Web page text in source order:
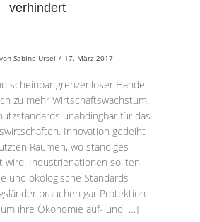
verhindert
Sabine Ursel / 17. März 2017
scheinbar grenzenloser Handel
zu mehr Wirtschaftswachstum.
unabdingbar für das
Innovation gedeiht
Räumen, wo ständiges
wird. Industrienationen sollten
und ökologische Standards
brauchen gar Protektion
ihre Ökonomie auf- und […]